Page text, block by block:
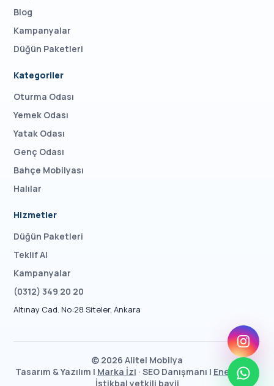
Blog
Kampanyalar
Düğün Paketleri
Kategoriler
Oturma Odası
Yemek Odası
Yatak Odası
Genç Odası
Bahçe Mobilyası
Halılar
Hizmetler
Düğün Paketleri
Teklif Al
Kampanyalar
(0312) 349 20 20
Altınay Cad. No:28 Siteler, Ankara
© 2026 Alitel Mobilya
Tasarım & Yazılım | Marka İzi · SEO Danışmanı | Enes Taşcı
İstikbal yetkili bayii